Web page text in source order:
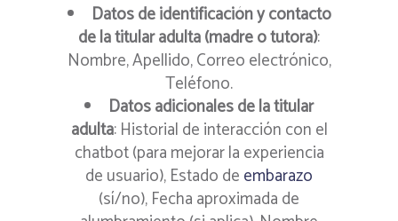
Datos de identificación y contacto
de la titular adulta (madre o tutora):
Nombre, Apellido, Correo electrónico,
Teléfono.
Datos adicionales de la titular
adulta: Historial de interacción con el
chatbot (para mejorar la experiencia
de usuario), Estado deembarazo
(sí/no), Fecha aproximada de